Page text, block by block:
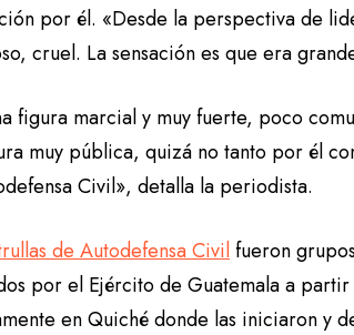
por él. «Desde la perspectiva de
cruel. La sensación es que era
figura marcial y muy fuerte, poco
muy pública, quizá no tanto por él
Civil», detalla la periodista.
de Autodefensa Civilfueron
por el Ejército de Guatemala a
en Quiché donde las iniciaron y